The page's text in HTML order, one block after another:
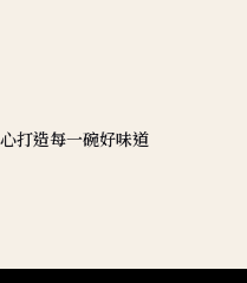
打造每一碗好味道